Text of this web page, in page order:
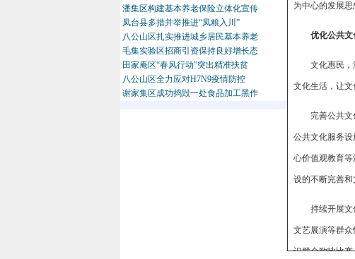
潘集区构建基本养老保险立体化宣传
凤台县多措并举推进“凤粮入川”
八公山区扎实推进城乡居民基本养老
毛集实验区招商引资保持良好增长态
田家庵区“春风行动”突出精准扶贫
八公山区全力应对H7N9疫情防控
谢家集区成功捣毁一处食品加工黑作
为中心的发展
优化公共
文化惠民，
文化生活，让文
完善公共文
公共文化服务
心价值观教育等
设的不断完善和
持续开展文
文艺展演等群
识群众歌咏比